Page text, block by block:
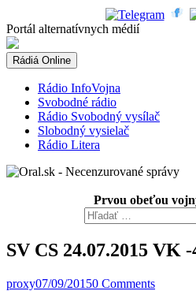
to
content
Portál alternatívnych médií
Rádiá Online
Rádio InfoVojna
Svobodné rádio
Rádio Svobodný vysílač
Slobodný vysielač
Rádio Litera
Prvou obeťou
Hľadať:
SV CS 24.07.2015 VK -
proxy07/09/20150 Comments